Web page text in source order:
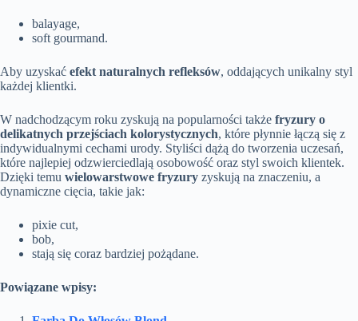
balayage,
soft gourmand.
Aby uzyskać efekt naturalnych refleksów, oddających unikalny styl
każdej klientki.
W nadchodzącym roku zyskują na popularności także fryzury o
delikatnych przejściach kolorystycznych, które płynnie łączą się z
indywidualnymi cechami urody. Styliści dążą do tworzenia uczesań,
które najlepiej odzwierciedlają osobowość oraz styl swoich klientek.
Dzięki temu wielowarstwowe fryzury zyskują na znaczeniu, a
dynamiczne cięcia, takie jak:
pixie cut,
bob,
stają się coraz bardziej pożądane.
Powiązane wpisy: